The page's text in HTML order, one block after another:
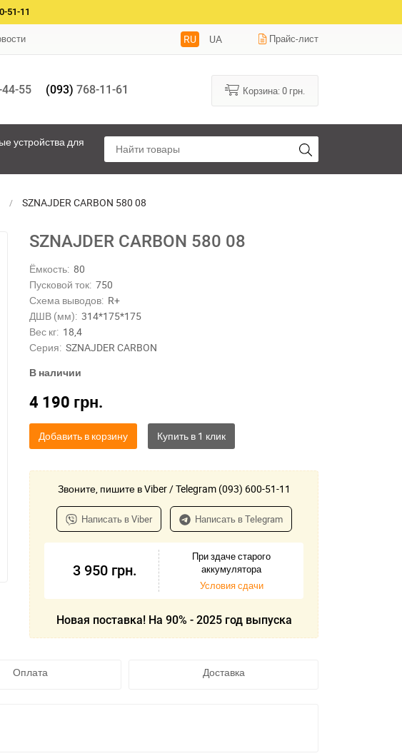
51-11
RU UA Прайс-лист
55 (093) 768-11-61 Корзина:0 грн.
устройства для
SZNAJDER CARBON 580 08
SZNAJDER CARBON 580 08
Ёмкость: 80
Пусковой ток: 750
Схема выводов: R+
ДШВ (мм): 314*175*175
Вес кг: 18,4
Серия: SZNAJDER CARBON
В наличии
4 190 грн.
Добавить в корзину
Звоните, пишите в Viber / Telegram (093) 600-51-11
Написать в Viber Написать в Telegram
3 950 грн.
При здаче старого
аккумулятора
Условия сдачи
Новая поставка! На 90% - 2025 год выпуска
Оплата Доставка